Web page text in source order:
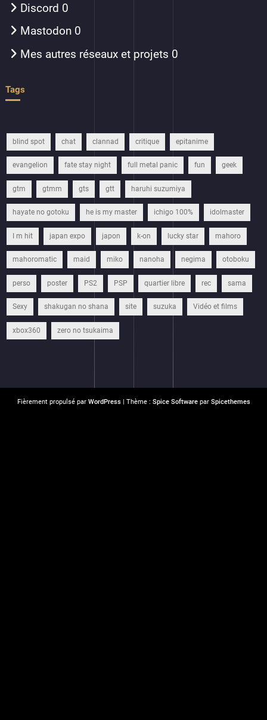
Discord 0
Mastodon 0
Mes autres réseaux et projets 0
Tags
blind spot chat clannad critique epitanime
evangelion fate stay night full metal panic fun geek
gtm gtmm gts gtt haruhi suzumiya
hayate no gotoku he is my master ichigo 100% idolmaster
I m hit japan expo japon k-on lucky star mahoro
mahoromatic maid miko nanoha negima otoboku
perso poster PS2 PSP quartier libre rec sama
Sexy shakugan no shana site suzuka Vidéo et films
xbox360 zero no tsukaima
Fièrement propulsé par WordPress| Thème : Spice Softwarepar Spicethemes